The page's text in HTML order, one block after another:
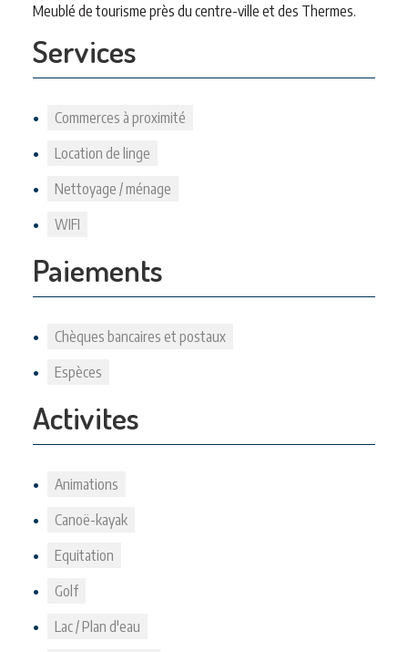
Meublé de tourisme près du centre-ville et des Thermes.
Services
Commerces à proximité
Location de linge
Nettoyage / ménage
WIFI
Paiements
Chèques bancaires et postaux
Espèces
Activites
Animations
Canoë-kayak
Equitation
Golf
Lac / Plan d'eau